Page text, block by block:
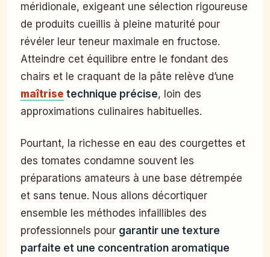
méridionale, exigeant une sélection rigoureuse
de produits cueillis à pleine maturité pour
révéler leur teneur maximale en fructose.
Atteindre cet équilibre entre le fondant des
chairs et le craquant de la pâte relève d’une
maîtrise technique précise, loin des
approximations culinaires habituelles.
Pourtant, la richesse en eau des courgettes et
des tomates condamne souvent les
préparations amateurs à une base détrempée
et sans tenue. Nous allons décortiquer
ensemble les méthodes infaillibles des
professionnels pour garantir une texture
parfaite et une concentration aromatique